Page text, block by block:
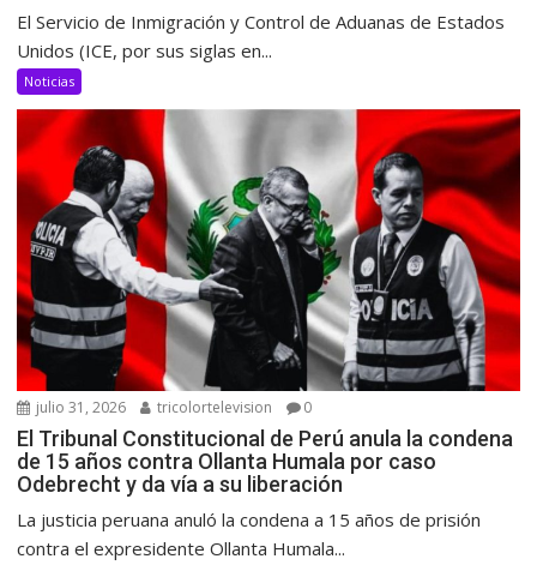
El Servicio de Inmigración y Control de Aduanas de Estados
Unidos (ICE, por sus siglas en...
Noticias
julio 31, 2026 tricolortelevision 0
El Tribunal Constitucional de Perú anula la condena
de 15 años contra Ollanta Humala por caso
Odebrecht y da vía a su liberación
La justicia peruana anuló la condena a 15 años de prisión
contra el expresidente Ollanta Humala...